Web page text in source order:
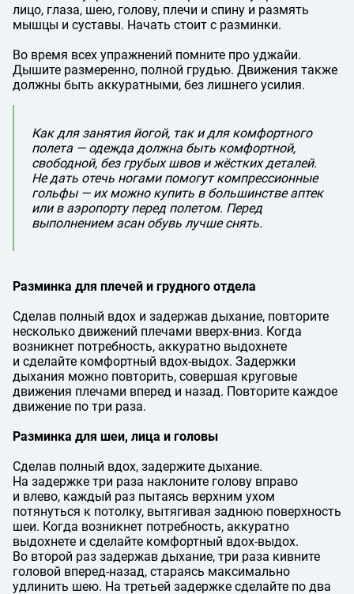
лицо, глаза, шею, голову, плечи и спину и размять
мышцы и суставы. Начать стоит с разминки.
Во время всех упражнений помните про уджайи.
Дышите размеренно, полной грудью. Движения также
должны быть аккуратными, без лишнего усилия.
Как для занятия йогой, так и для комфортного
полета — одежда должна быть комфортной,
свободной, без грубых швов и жёстких деталей.
Не дать отечь ногами помогут компрессионные
гольфы — их можно купить в большинстве аптек
или в аэропорту перед полетом. Перед
выполнением асан обувь лучше снять.
Разминка для плечей и грудного отдела
Сделав полный вдох и задержав дыхание, повторите
несколько движений плечами вверх-вниз. Когда
возникнет потребность, аккуратно выдохнете
и сделайте комфортный вдох-выдох. Задержки
дыхания можно повторить, совершая круговые
движения плечами вперед и назад. Повторите каждое
движение по три раза.
Разминка для шеи, лица и головы
Сделав полный вдох, задержите дыхание.
На задержке три раза наклоните голову вправо
и влево, каждый раз пытаясь верхним ухом
потянуться к потолку, вытягивая заднюю поверхность
шеи. Когда возникнет потребность, аккуратно
выдохнете и сделайте комфортный вдох-выдох.
Во второй раз задержав дыхание, три раза кивните
головой вперед-назад, стараясь максимально
удлинить шею. На третьей задержке сделайте по два